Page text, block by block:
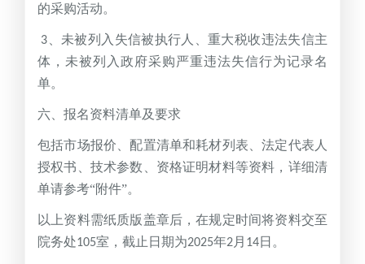
的采购活动。
3 、未被列入失信被执行人、重大税收违法失信主
体，未被列入政府采购严重违法失信行为记录名
单。
六、报名资料清单及要求
包括市场报价、配置清单和耗材列表、法定代表人
授权书、技术参数、资格证明材料等资料，详细清
单请参考“附件”。
以上资料需纸质版盖章后，在规定时间将资料交至
院务处105室，截止日期为2025年2月 14日。